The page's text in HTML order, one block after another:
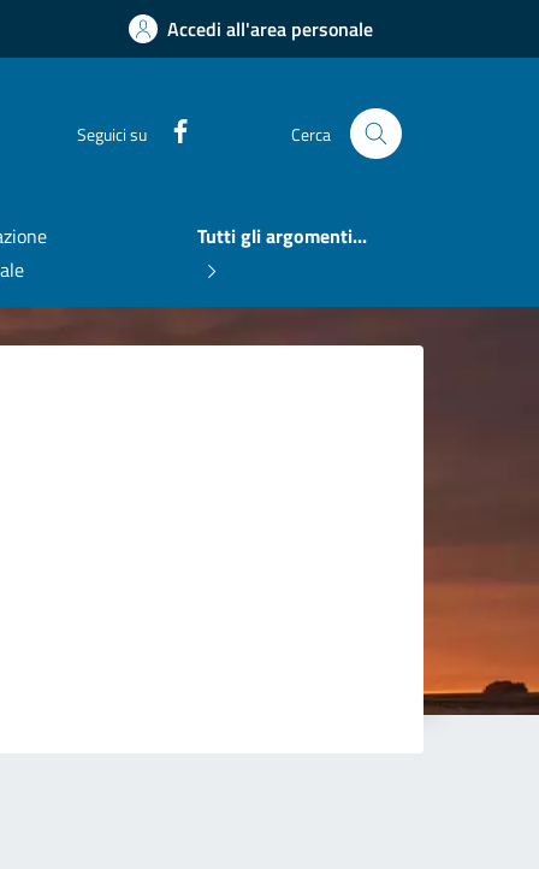
Accedi all'area personale
Seguici su Cerca
Tutti gli argomenti...